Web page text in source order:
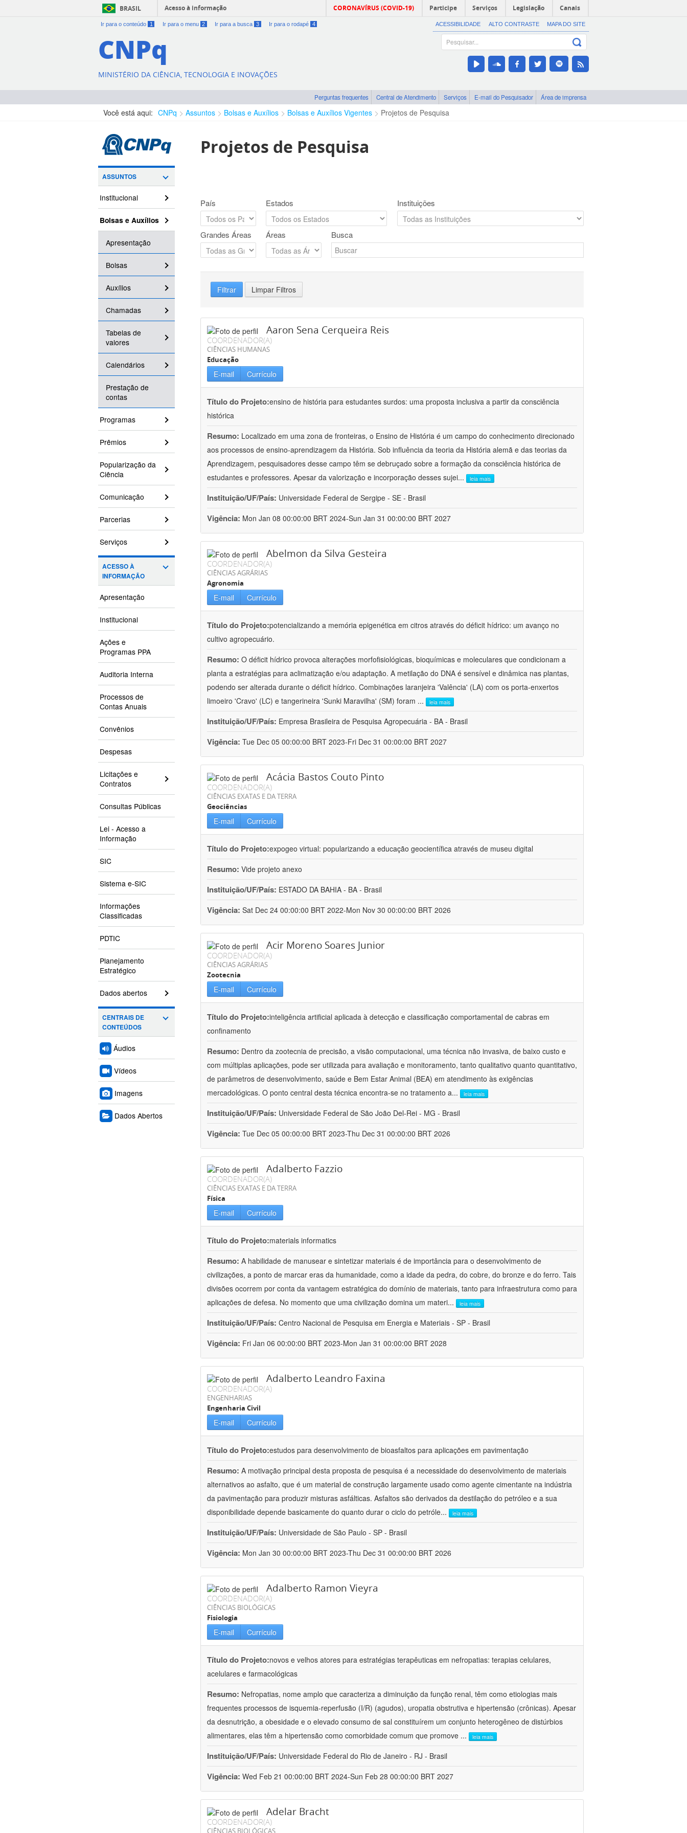
BRASIL Acesso à informação CORONAVÍRUS (COVID-19) Participe Serviços Legislação Canais
Ir para o conteúdo 1 Ir para o menu 2 Ir para a busca 3 Ir para o rodapé 4 ACESSIBILIDADE ALTO CONTRASTE MAPA DO SITE
CNPq
MINISTÉRIO DA CIÊNCIA, TECNOLOGIA E INOVAÇÕES
Perguntas frequentes Central de Atendimento Serviços E-mail do Pesquisador Área de imprensa
Você está aqui: CNPq Assuntos Bolsas e Auxílios Bolsas e Auxílios Vigentes Projetos de Pesquisa
ASSUNTOS
Institucional
Bolsas e Auxílios
Apresentação
Bolsas
Auxílios
Chamadas
Tabelas de
valores
Calendários
Prestação de
contas
Programas
Prêmios
Popularização da
Ciência
Comunicação
Parcerias
Serviços
ACESSO À
INFORMAÇÃO
Apresentação
Institucional
Ações e
Programas PPA
Auditoria Interna
Processos de
Contas Anuais
Convênios
Despesas
Licitações e
Contratos
Consultas Públicas
Lei - Acesso a
Informação
SIC
Sistema e-SIC
Informações
Classificadas
PDTIC
Planejamento
Estratégico
Dados abertos
CENTRAIS DE
CONTEÚDOS
Áudios
Vídeos
Imagens
Dados Abertos
Projetos de Pesquisa
País Estados Instituições
Grandes Áreas Áreas Busca
Filtrar Limpar Filtros
Aaron Sena Cerqueira Reis
COORDENADOR(A)
CIÊNCIAS HUMANAS
Educação
E-mail Currículo
Título do Projeto:ensino de história para estudantes surdos: uma proposta inclusiva a partir da consciência
histórica
Resumo: Localizado em uma zona de fronteiras, o Ensino de História é um campo do conhecimento direcionado
aos processos de ensino-aprendizagem da História. Sob influência da teoria da História alemã e das teorias da
Aprendizagem, pesquisadores desse campo têm se debruçado sobre a formação da consciência histórica de
estudantes e professores. Apesar da valorização e incorporação desses sujei... leia mais
Instituição/UF/País: Universidade Federal de Sergipe - SE - Brasil
Vigência: Mon Jan 08 00:00:00 BRT 2024-Sun Jan 31 00:00:00 BRT 2027
Abelmon da Silva Gesteira
COORDENADOR(A)
CIÊNCIAS AGRÁRIAS
Agronomia
E-mail Currículo
Título do Projeto:potencializando a memória epigenética em citros através do déficit hídrico: um avanço no
cultivo agropecuário.
Resumo: O déficit hídrico provoca alterações morfofisiológicas, bioquímicas e moleculares que condicionam a
planta a estratégias para aclimatização e/ou adaptação. A metilação do DNA é sensível e dinâmica nas plantas,
podendo ser alterada durante o déficit hídrico. Combinações laranjeira 'Valência' (LA) com os porta-enxertos
limoeiro 'Cravo' (LC) e tangerineira 'Sunki Maravilha' (SM) foram ... leia mais
Instituição/UF/País: Empresa Brasileira de Pesquisa Agropecuária - BA - Brasil
Vigência: Tue Dec 05 00:00:00 BRT 2023-Fri Dec 31 00:00:00 BRT 2027
Acácia Bastos Couto Pinto
COORDENADOR(A)
CIÊNCIAS EXATAS E DA TERRA
Geociências
E-mail Currículo
Título do Projeto:expogeo virtual: popularizando a educação geocientífica através de museu digital
Resumo: Vide projeto anexo
Instituição/UF/País: ESTADO DA BAHIA - BA - Brasil
Vigência: Sat Dec 24 00:00:00 BRT 2022-Mon Nov 30 00:00:00 BRT 2026
Acir Moreno Soares Junior
COORDENADOR(A)
CIÊNCIAS AGRÁRIAS
Zootecnia
E-mail Currículo
Título do Projeto:inteligência artificial aplicada à detecção e classificação comportamental de cabras em
confinamento
Resumo: Dentro da zootecnia de precisão, a visão computacional, uma técnica não invasiva, de baixo custo e
com múltiplas aplicações, pode ser utilizada para avaliação e monitoramento, tanto qualitativo quanto quantitativo,
de parâmetros de desenvolvimento, saúde e Bem Estar Animal (BEA) em atendimento às exigências
mercadológicas. O ponto central desta técnica encontra-se no tratamento a... leia mais
Instituição/UF/País: Universidade Federal de São João Del-Rei - MG - Brasil
Vigência: Tue Dec 05 00:00:00 BRT 2023-Thu Dec 31 00:00:00 BRT 2026
Adalberto Fazzio
COORDENADOR(A)
CIÊNCIAS EXATAS E DA TERRA
Física
E-mail Currículo
Título do Projeto:materials informatics
Resumo: A habilidade de manusear e sintetizar materiais é de importância para o desenvolvimento de
civilizações, a ponto de marcar eras da humanidade, como a idade da pedra, do cobre, do bronze e do ferro. Tais
divisões ocorrem por conta da vantagem estratégica do domínio de materiais, tanto para infraestrutura como para
aplicações de defesa. No momento que uma civilização domina um materi... leia mais
Instituição/UF/País: Centro Nacional de Pesquisa em Energia e Materiais - SP - Brasil
Vigência: Fri Jan 06 00:00:00 BRT 2023-Mon Jan 31 00:00:00 BRT 2028
Adalberto Leandro Faxina
COORDENADOR(A)
ENGENHARIAS
Engenharia Civil
E-mail Currículo
Título do Projeto:estudos para desenvolvimento de bioasfaltos para aplicações em pavimentação
Resumo: A motivação principal desta proposta de pesquisa é a necessidade do desenvolvimento de materiais
alternativos ao asfalto, que é um material de construção largamente usado como agente cimentante na indústria
da pavimentação para produzir misturas asfálticas. Asfaltos são derivados da destilação do petróleo e a sua
disponibilidade depende basicamente do quanto durar o ciclo do petróle... leia mais
Instituição/UF/País: Universidade de São Paulo - SP - Brasil
Vigência: Mon Jan 30 00:00:00 BRT 2023-Thu Dec 31 00:00:00 BRT 2026
Adalberto Ramon Vieyra
COORDENADOR(A)
CIÊNCIAS BIOLÓGICAS
Fisiologia
E-mail Currículo
Título do Projeto:novos e velhos atores para estratégias terapêuticas em nefropatias: terapias celulares,
acelulares e farmacológicas
Resumo: Nefropatias, nome amplo que caracteriza a diminuição da função renal, têm como etiologias mais
frequentes processos de isquemia-reperfusão (I/R) (agudos), uropatia obstrutiva e hipertensão (crônicas). Apesar
da desnutrição, a obesidade e o elevado consumo de sal constituírem um conjunto heterogêneo de distúrbios
alimentares, elas têm a hipertensão como comorbidade comum que promove ... leia mais
Instituição/UF/País: Universidade Federal do Rio de Janeiro - RJ - Brasil
Vigência: Wed Feb 21 00:00:00 BRT 2024-Sun Feb 28 00:00:00 BRT 2027
Adelar Bracht
COORDENADOR(A)
CIÊNCIAS BIOLÓGICAS